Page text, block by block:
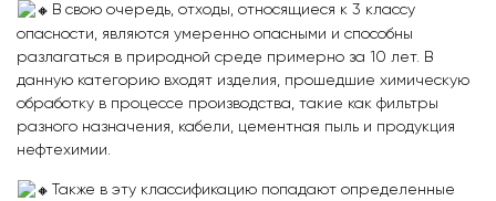
В свою очередь, отходы, относящиеся к 3 классу
опасности, являются умеренно опасными и способны
разлагаться в природной среде примерно за 10 лет. В
данную категорию входят изделия, прошедшие химическую
обработку в процессе производства, такие как фильтры
разного назначения, кабели, цементная пыль и продукция
нефтехимии.
Также в эту классификацию попадают определенные